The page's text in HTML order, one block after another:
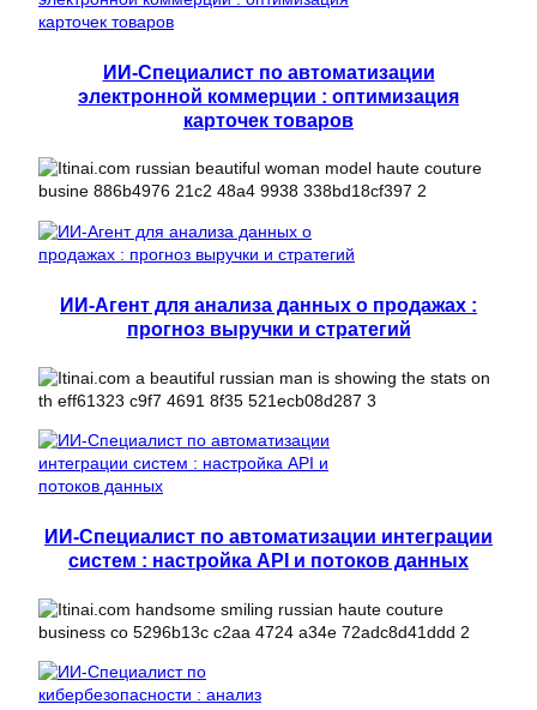
ИИ-Специалист по автоматизации
электронной коммерции : оптимизация
карточек товаров
ИИ-Агент для анализа данных о продажах :
прогноз выручки и стратегий
ИИ-Специалист по автоматизации интеграции
систем : настройка API и потоков данных